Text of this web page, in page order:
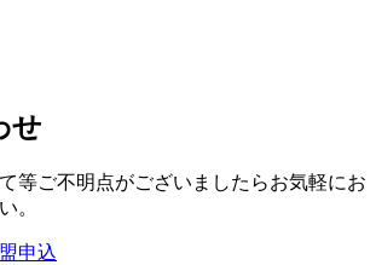
等ご不明点がございましたらお気軽にお
。
申込